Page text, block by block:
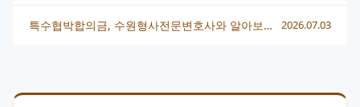
특수협박합의금, 수원형사전문변호사와 알아보는 합의 전략 2026.07.03